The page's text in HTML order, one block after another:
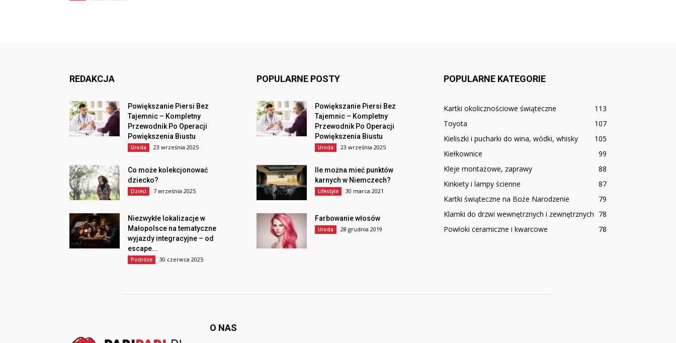
REDAKCJA
Powiększanie Piersi Bez
Tajemnic – Kompletny
Przewodnik Po Operacji
Powiększenia Biustu
Uroda 23 września 2025
Co może kolekcjonować
dziecko?
Dzieci 7 września 2025
Niezwykłe lokalizacje w
Małopolsce na tematyczne
wyjazdy integracyjne – od
escape...
Podróże 30 czerwca 2025
POPULARNE POSTY
Powiększanie Piersi Bez
Tajemnic – Kompletny
Przewodnik Po Operacji
Powiększenia Biustu
Uroda 23 września 2025
Ile można mieć punktów
karnych w Niemczech?
Lifestyle 30 marca 2021
Farbowanie włosów
Uroda 28 grudnia 2019
POPULARNE KATEGORIE
Kartki okolicznościowe świąteczne
113
Toyota
107
Kieliszki i pucharki do wina, wódki, whisky
105
Kiełkownice
99
Kleje montażowe, zaprawy
88
Kinkiety i lampy ścienne
87
Kartki świąteczne na Boże Narodzenie
79
Klamki do drzwi wewnętrznych i zewnętrznych 78
Powłoki ceramiczne i kwarcowe
78
O NAS